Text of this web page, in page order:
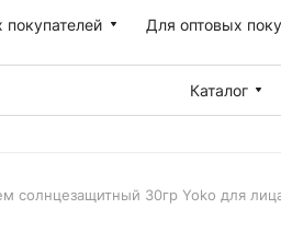
Для оптовых
Каталог
солнцезащитный 30гр Yoko для